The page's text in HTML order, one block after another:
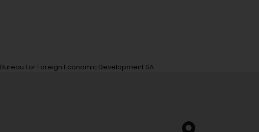
Bureau For Foreign Economic Development SA